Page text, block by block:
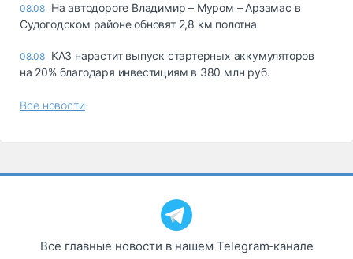
08.08 На автодороге Владимир – Муром – Арзамас в
Судогодском районе обновят 2,8 км полотна
08.08 КАЗ нарастит выпуск стартерных аккумуляторов
на 20% благодаря инвестициям в 380 млн руб.
Все новости
Все главные новости в нашем Telegram‑канале